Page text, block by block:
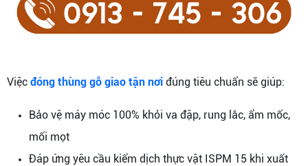
Việc đóng thùng gỗ giao tận nơi đúng tiêu chuẩn sẽ giúp:
Bảo vệ máy móc 100% khỏi va đập, rung lắc, ẩm mốc,
mối mọt
Đáp ứng yêu cầu kiểm dịch thực vật ISPM 15 khi xuất